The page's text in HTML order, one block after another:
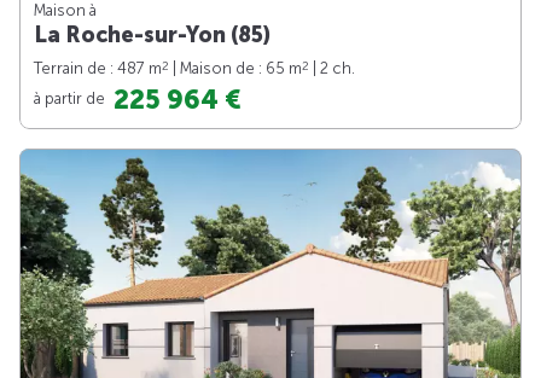
Maison à
La Roche-sur-Yon (85)
Terrain de : 487 m2 | Maison de : 65 m2
| 2 ch.
à partir de 225 964 €